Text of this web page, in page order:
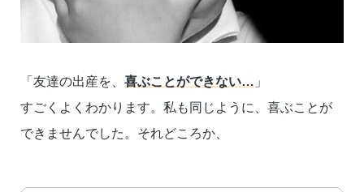
「友達の出産を、 喜ぶことができない… 」
すごくよくわかります。私も同じように、喜ぶことが
できませんでした。それどころか、